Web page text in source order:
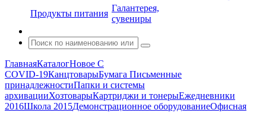
Продукты питания
Галантерея,
сувениры
ГлавнаяКаталогНовое С
COVID-19КанцтоварыБумага Письменные
принадлежностиПапки и системы
архивацииХозтоварыКартриджи и тонерыЕжедневники
2016Школа 2015Демонстрационное оборудованиеОфисная